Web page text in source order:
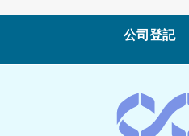
公司登記